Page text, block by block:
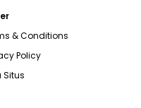
& Conditions
Policy
Situs